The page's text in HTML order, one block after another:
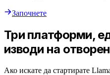
Започнете
Три платформи,
изводи на
Ако искате да стартирате